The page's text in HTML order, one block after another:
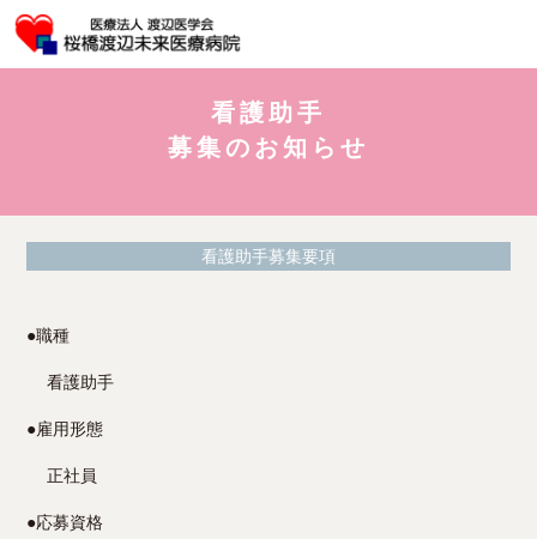
看護助手
募集のお知らせ
看護助手募集要項
●職種
看護助手
●雇用形態
正社員
●応募資格